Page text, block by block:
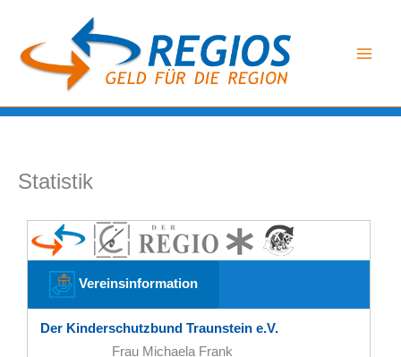
springen
Statistik
Vereinsinformation
Der Kinderschutzbund Traunstein e.V.
Frau Michaela Frank